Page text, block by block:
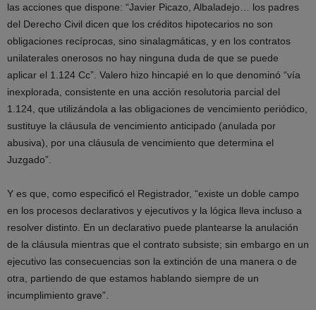
las acciones que dispone: “Javier Picazo, Albaladejo… los padres
del Derecho Civil dicen que los créditos hipotecarios no son
obligaciones recíprocas, sino sinalagmáticas, y en los contratos
unilaterales onerosos no hay ninguna duda de que se puede
aplicar el 1.124 Cc”. Valero hizo hincapié en lo que denominó “vía
inexplorada, consistente en una acción resolutoria parcial del
1.124, que utilizándola a las obligaciones de vencimiento periódico,
sustituye la cláusula de vencimiento anticipado (anulada por
abusiva), por una cláusula de vencimiento que determina el
Juzgado”.
Y es que, como especificó el Registrador, “existe un doble campo
en los procesos declarativos y ejecutivos y la lógica lleva incluso a
resolver distinto. En un declarativo puede plantearse la anulación
de la cláusula mientras que el contrato subsiste; sin embargo en un
ejecutivo las consecuencias son la extinción de una manera o de
otra, partiendo de que estamos hablando siempre de un
incumplimiento grave”.